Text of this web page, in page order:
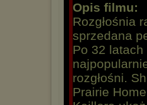
Opis filmu:
Rozgłośnia
sprzedana
Po 32
rozgłośni.
Prairie